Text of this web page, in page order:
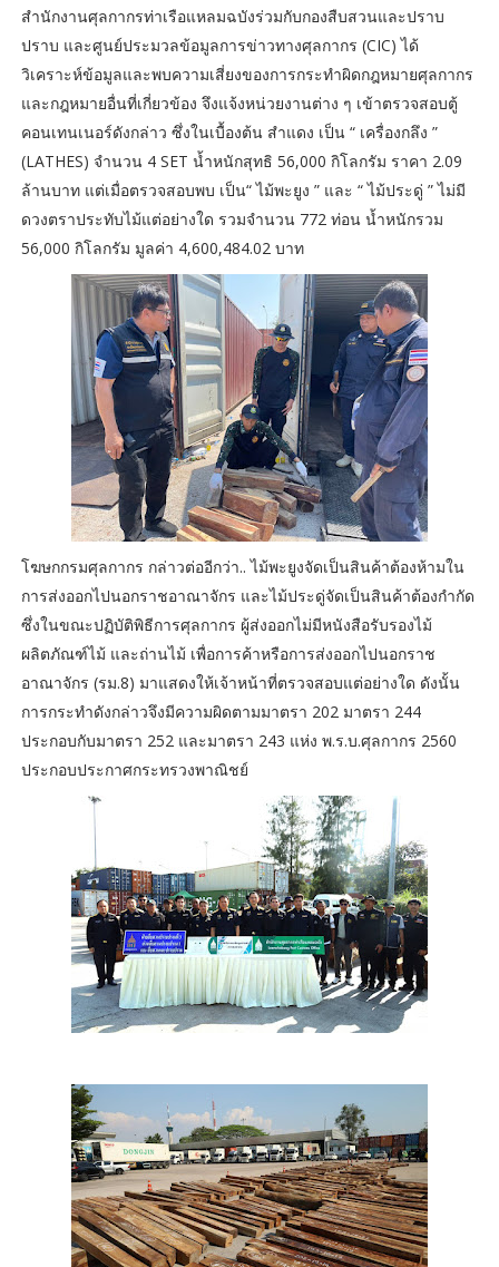
สำนักงานศุลกากรท่าเรือแหลมฉบังร่วมกับกองสืบสวนและปราบ
ปราบ และศูนย์ประมวลข้อมูลการข่าวทางศุลกากร (CIC) ได้
วิเคราะห์ข้อมูลและพบความเสี่ยงของการกระทำผิดกฎหมายศุลกากร
และกฎหมายอื่นที่เกี่ยวข้อง จึงแจ้งหน่วยงานต่าง ๆ เข้าตรวจสอบตู้
คอนเทนเนอร์ดังกล่าว ซึ่งในเบื้องต้น สำแดง เป็น “ เครื่องกลึง ”
(LATHES) จำนวน 4 SET น้ำหนักสุทธิ 56,000 กิโลกรัม ราคา 2.09
ล้านบาท แต่เมื่อตรวจสอบพบ เป็น“ ไม้พะยูง ” และ “ ไม้ประดู่ ” ไม่มี
ดวงตราประทับไม้แต่อย่างใด รวมจำนวน 772 ท่อน น้ำหนักรวม
56,000 กิโลกรัม มูลค่า 4,600,484.02 บาท
โฆษกกรมศุลกากร กล่าวต่ออีกว่า.. ไม้พะยูงจัดเป็นสินค้าต้องห้ามใน
การส่งออกไปนอกราชอาณาจักร และไม้ประดู่จัดเป็นสินค้าต้องกำกัด
ซึ่งในขณะปฏิบัติพิธีการศุลกากร ผู้ส่งออกไม่มีหนังสือรับรองไม้
ผลิตภัณฑ์ไม้ และถ่านไม้ เพื่อการค้าหรือการส่งออกไปนอกราช
อาณาจักร (รม.8) มาแสดงให้เจ้าหน้าที่ตรวจสอบแต่อย่างใด ดังนั้น
การกระทำดังกล่าวจึงมีความผิดตามมาตรา 202 มาตรา 244
ประกอบกับมาตรา 252 และมาตรา 243 แห่ง พ.ร.บ.ศุลกากร 2560
ประกอบประกาศกระทรวงพาณิชย์